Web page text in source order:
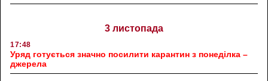
3 листопада
17:48
Уряд готується значно посилити карантин з понеділка –
джерела